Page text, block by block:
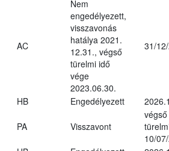
AC
Nem
engedélyezett,
visszavonás
hatálya 2021.
12.31., végső
türelmi idő
vége
2023.06.30.
31/
HB Engedélyezett
PA Visszavont
végső
10/